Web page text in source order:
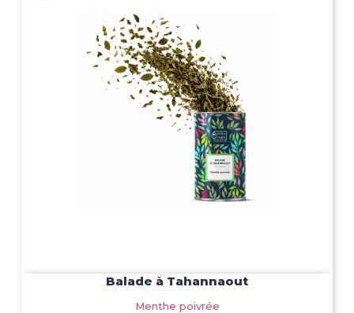
Balade à Tahannaout
Menthe poivrée